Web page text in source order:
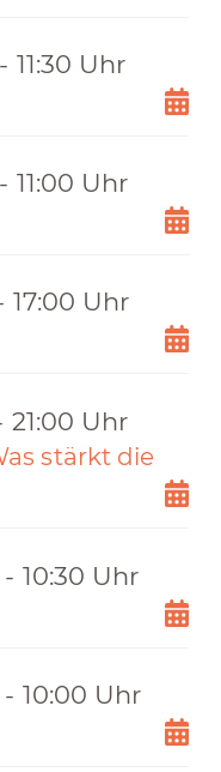
11:30 Uhr
11:00 Uhr
17:00 Uhr
21:00 Uhr
stärkt die
10:30 Uhr
10:00 Uhr